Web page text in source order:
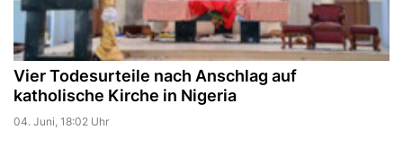
Vier Todesurteile nach Anschlag auf
katholische Kirche in Nigeria
04. Juni, 18:02 Uhr